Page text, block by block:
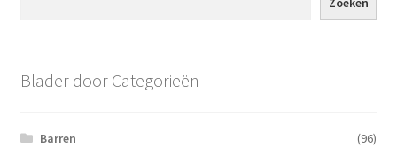
Blader door Categorieën
Barren
(96)